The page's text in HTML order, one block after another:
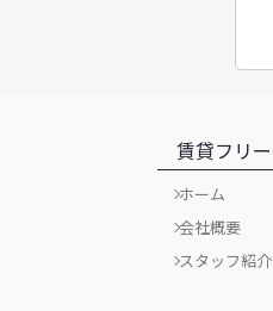
賃貸フリー
ホーム
会社概要
スタッフ紹介